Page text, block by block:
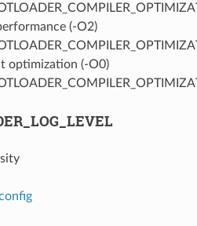
(-O2)
optimization (-O0)